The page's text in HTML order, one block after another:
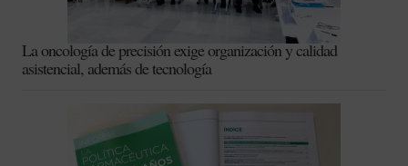
La oncología de precisión exige organización y calidad
asistencial, además de tecnología